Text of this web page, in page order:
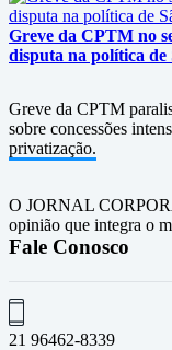
Greve da CPTM no
disputa na política de
Greve da CPTM
sobre concessões
privatização.
O JORNAL
opinião que integra o
Fale Conosco
21 96462-8339